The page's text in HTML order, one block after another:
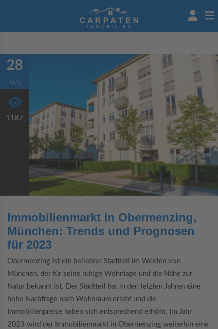
28
JAN
1187
Immobilienmarkt in Obermenzing,
München: Trends und Prognosen
für 2023
Obermenzing ist ein beliebter Stadtteil im Westen von
München, der für seine ruhige Wohnlage und die Nähe zur
Natur bekannt ist. Der Stadtteil hat in den letzten Jahren eine
hohe Nachfrage nach Wohnraum erlebt und die
Immobilienpreise haben sich entsprechend erhöht. Im Jahr
2023 wird der Immobilienmarkt in Obermenzing weiterhin eine